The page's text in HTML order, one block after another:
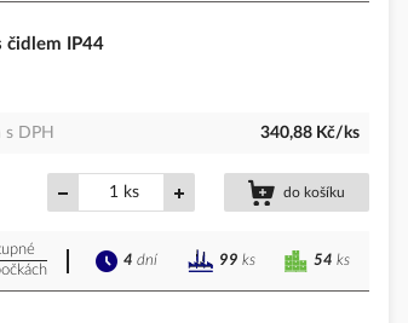
čidlem IP44
s DPH 340,88 Kč/ks
ks do košíku
54 ks
4 dní 99 ks